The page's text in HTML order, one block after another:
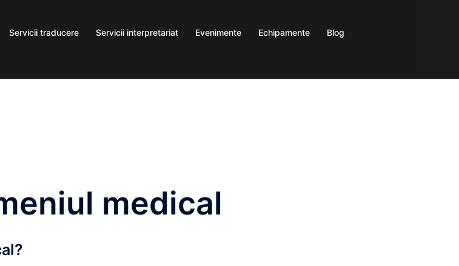
Servicii traducere Servicii interpretariat Evenimente Echipamente
Blog
medical